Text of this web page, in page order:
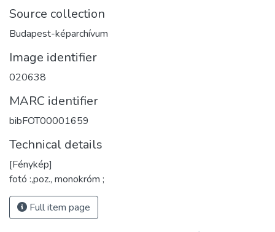
Source collection
Budapest-képarchívum
Image identifier
020638
MARC identifier
bibFOT00001659
Technical details
[Fénykép]
fotó :,poz., monokróm ;
Full item page